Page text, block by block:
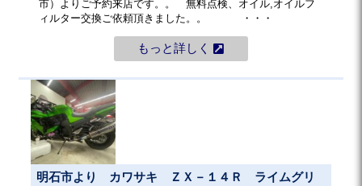
市）よりご予約来店です。。 無料点検、オイル,オイルフ
ィルター交換ご依頼頂きました。。 ・・・
もっと詳しく
明石市より カワサキ ＺＸ－１４Ｒ ライムグリ